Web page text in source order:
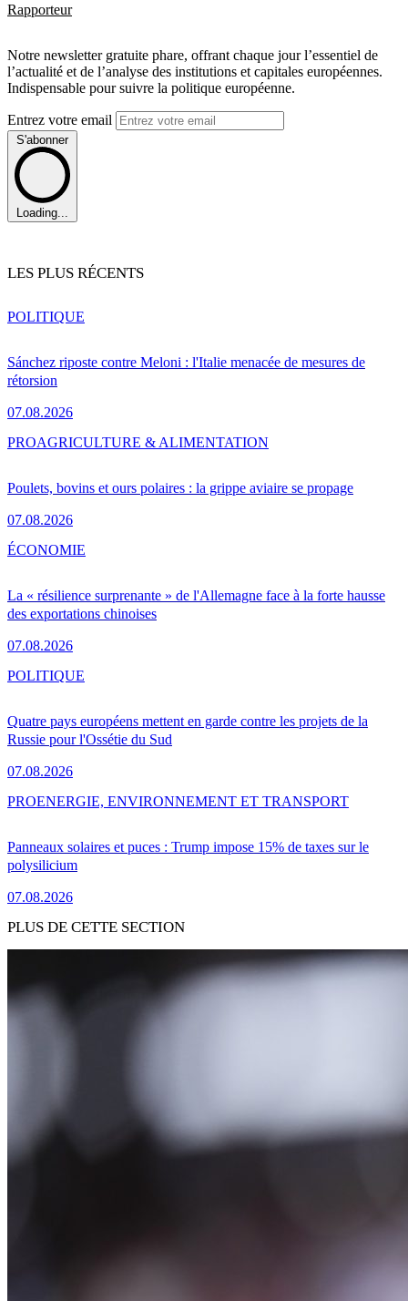
Rapporteur
Notre newsletter gratuite phare, offrant chaque jour l’essentiel de
l’actualité et de l’analyse des institutions et capitales européennes.
Indispensable pour suivre la politique européenne.
Entrez votre email
S'abonner
Loading...
LES PLUS RÉCENTS
Sánchez riposte contre Meloni : l'Italie menacée de mesures de
rétorsion
07.08.2026
POLITIQUE
Poulets, bovins et ours polaires : la grippe aviaire se propage
07.08.2026
PROAGRICULTURE & ALIMENTATION
La « résilience surprenante » de l'Allemagne face à la forte hausse
des exportations chinoises
07.08.2026
ÉCONOMIE
Quatre pays européens mettent en garde contre les projets de la
Russie pour l'Ossétie du Sud
07.08.2026
POLITIQUE
Panneaux solaires et puces : Trump impose 15% de taxes sur le
polysilicium
07.08.2026
PROENERGIE, ENVIRONNEMENT ET TRANSPORT
PLUS DE CETTE SECTION